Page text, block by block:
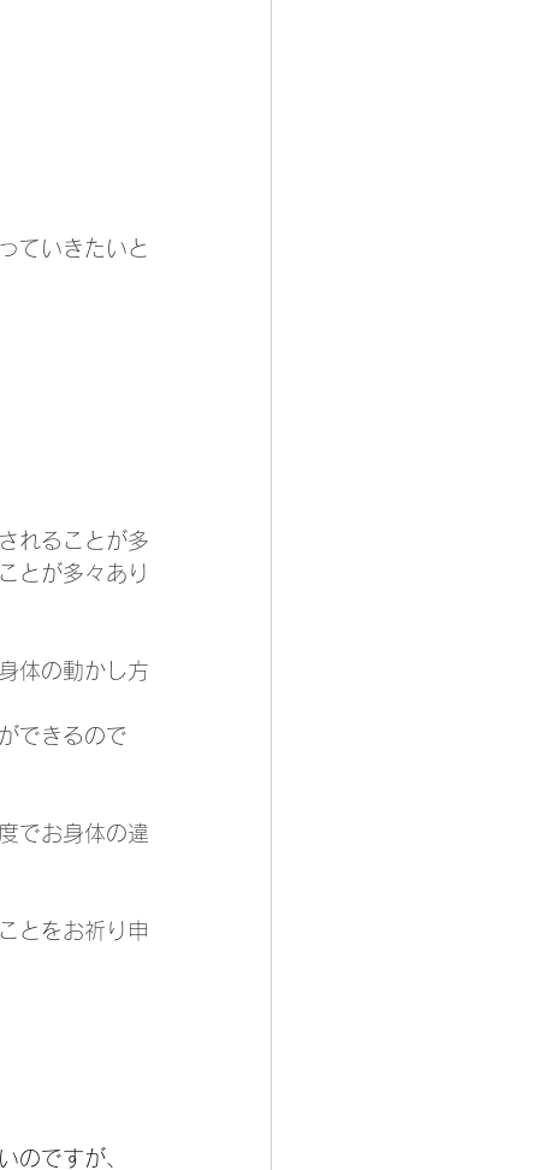
ていきたいと
れることが多
とが多々あり
体の動かし方
できるので
でお身体の違
とをお祈り申
のですが、